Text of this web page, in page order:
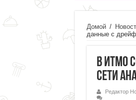
Домой /
данные с
В ИТМО
сети
Редактор